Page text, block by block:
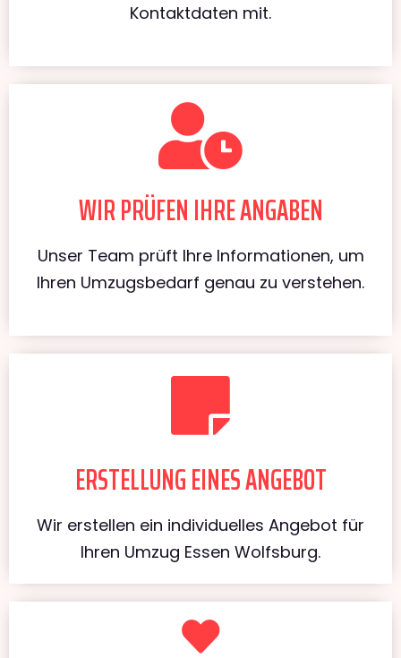
Kontaktdaten mit.
WIR PRÜFEN IHRE ANGABEN
Unser Team prüft Ihre Informationen, um
Ihren Umzugsbedarf genau zu verstehen.
ERSTELLUNG EINES ANGEBOT
Wir erstellen ein individuelles Angebot für
Ihren Umzug Essen Wolfsburg.